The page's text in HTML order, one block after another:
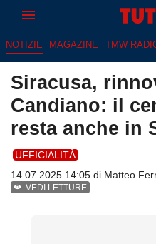
NOTIZIE MAGAZINE TMW
Siracusa,
Candiano: il
resta anche in
UFFICIALITÀ
14.07.2025 14:05 di Matteo
VEDI LETTURE